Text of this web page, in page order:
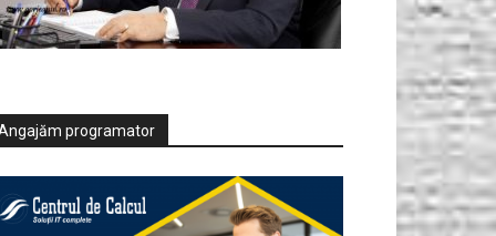
programator